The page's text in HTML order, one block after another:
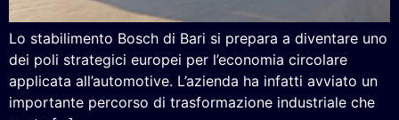
Lo stabilimento Bosch di Bari si prepara a diventare uno
dei poli strategici europei per l’economia circolare
applicata all’automotive. L’azienda ha infatti avviato un
importante percorso di trasformazione industriale che